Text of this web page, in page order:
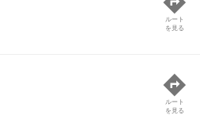
ルート
を見る
ルート
を見る